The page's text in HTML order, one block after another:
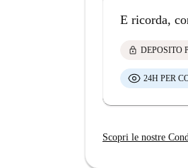
E ricorda,
lock DEPOSITO
24H PER
Scopri le nostre